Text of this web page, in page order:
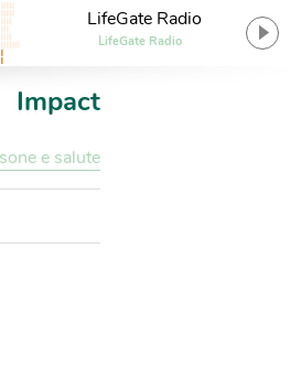
LifeGate Radio
LifeGate Radio
Impact
e salute